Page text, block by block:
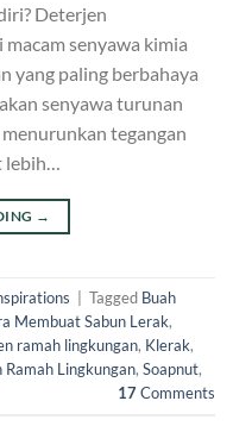
Deterjen
senyawa kimia
yang paling berbahaya
senyawa turunan
tegangan
lebih…
→
Tagged Buah
Membuat Sabun Lerak,
ramah lingkungan, Klerak,
Ramah Lingkungan, Soapnut,
17Comments